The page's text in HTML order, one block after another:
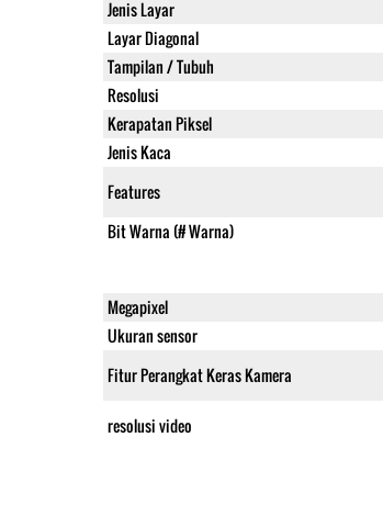
Jenis Layar
Layar Diagonal
Tampilan / Tubuh
Resolusi
Kerapatan Piksel
Jenis Kaca
Features
Bit Warna (# Warna)
Megapixel
Ukuran sensor
Fitur Perangkat Keras Kamera
resolusi video